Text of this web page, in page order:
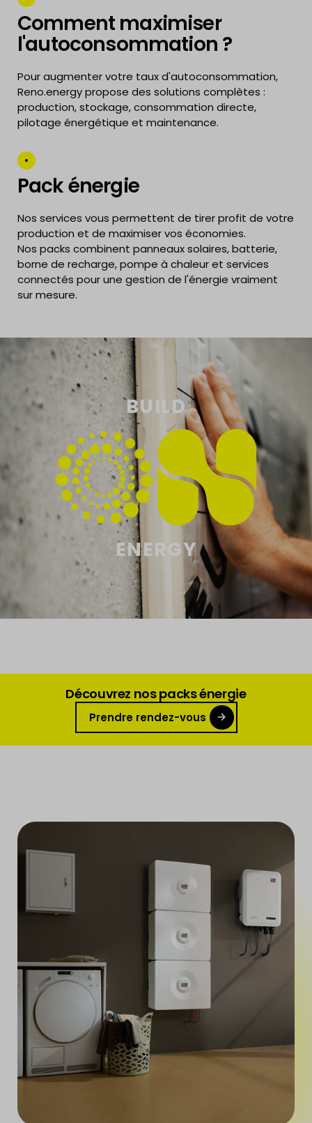
Comment maximiser
l'autoconsommation ?
Pour augmenter votre taux d'autoconsommation,
Reno.energy propose des solutions complètes :
production, stockage, consommation directe,
pilotage énergétique et maintenance.
Pack énergie
Nos services vous permettent de tirer profit de votre
production et de maximiser vos économies.
Nos packs combinent panneaux solaires, batterie,
borne de recharge, pompe à chaleur et services
connectés pour une gestion de l'énergie vraiment
sur mesure.
BUILD
ENERGY
Découvrez nos packs énergie
Prendre rendez-vous